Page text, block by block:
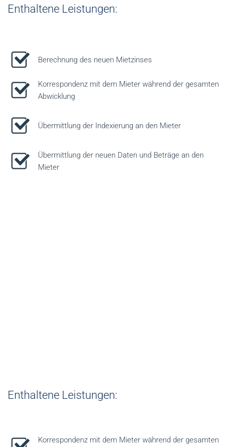
Enthaltene Leistungen:
Berechnung des neuen Mietzinses
Korrespondenz mit dem Mieter während der gesamten
Abwicklung
Übermittlung der Indexierung an den Mieter
Übermittlung der neuen Daten und Beträge an den
Mieter
Enthaltene Leistungen:
Korrespondenz mit dem Mieter während der gesamten